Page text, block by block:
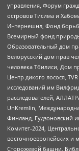
управления, Форум
островов Тисима и
Интернешнл, Фонд
Всемирный фонд
Образовательный дом
Белорусский дом прав
человека Тбилиси, Дом
Центр дикого лосося,
исследований им
расследователей,
UnKremlin,
Финланд, Гудзоновский
Комитет-2024,
восточноевропейских и
Сторожевой башни,